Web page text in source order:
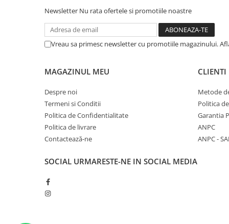
Newsletter Nu rata ofertele si promotiile noastre
Vreau sa primesc newsletter cu promotiile magazinului.
MAGAZINUL MEU
Despre noi
Termeni si Conditii
Politica de Confidentialitate
Politica de livrare
Contactează-ne
CLIENTI
Metode
Politica
Garantia
ANPC
ANPC -
SOCIAL URMARESTE-NE IN SOCIAL MEDIA